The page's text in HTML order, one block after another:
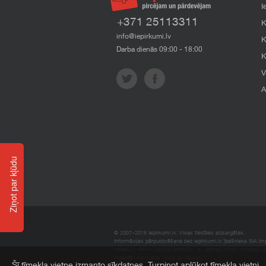
+371 25113311
info@iepirkumi.lv
Darba dienās 09:00 - 18:00
© 2007–2018 Iepirkumi.lv. Visas tiesības aizsargātas.
Informācijas pārpublicēšana bez iepirkumi.lv īpašnieka SIA
Ziņot par kļūdu